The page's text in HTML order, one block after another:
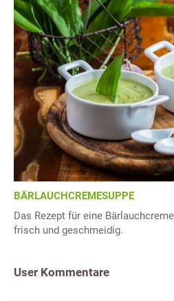
BÄRLAUCHCREMESUPPE
Das Rezept für eine
frisch und geschmeidig.
User Kommentare